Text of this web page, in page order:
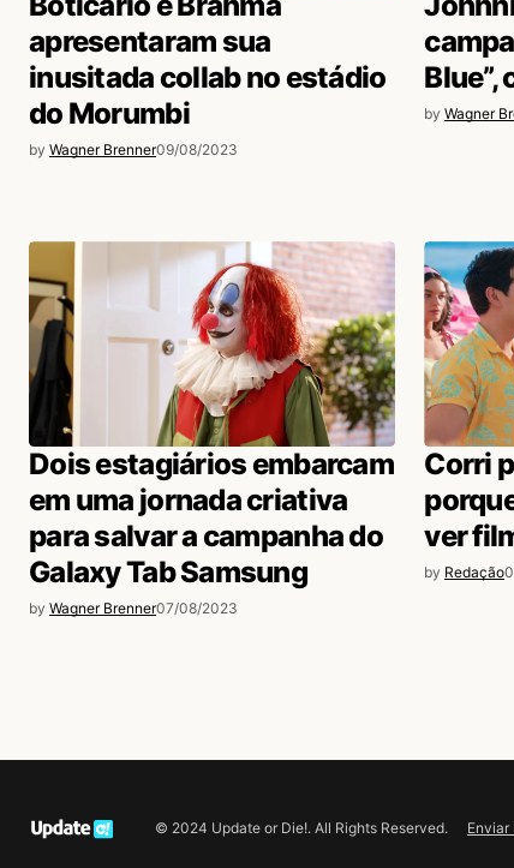
apresentaram sua
inusitada collab no estádio
do Morumbi
by Wagner Brenner09/08/2023
Blue”,
by Wagner
Dois estagiários embarcam
em uma jornada criativa
para salvar a campanha do
Galaxy Tab Samsung
by Wagner Brenner07/08/2023
Corri
ver
by Redação
© 2024 Update or Die!. All Rights Reserved. Enviar